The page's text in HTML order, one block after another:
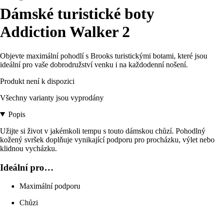
Dámské turistické boty
Addiction Walker 2
Objevte maximální pohodlí s Brooks turistickými botami, které jsou
ideální pro vaše dobrodružství venku i na každodenní nošení.
Produkt není k dispozici
Všechny varianty jsou vyprodány
Popis
Užijte si život v jakémkoli tempu s touto dámskou chůzí. Pohodlný
kožený svršek doplňuje vynikající podporu pro procházku, výlet nebo
klidnou vycházku.
Ideální pro…
Maximální podporu
Chůzi